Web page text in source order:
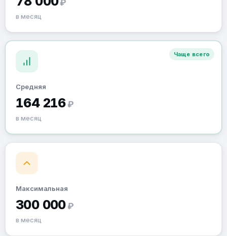
₽
в месяц
Чаще всего
Средняя
164 216 ₽
в месяц
Максимальная
300 000 ₽
в месяц